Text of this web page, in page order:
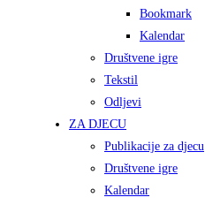
Bookmark
Kalendar
Društvene igre
Tekstil
Odljevi
ZA DJECU
Publikacije za djecu
Društvene igre
Kalendar